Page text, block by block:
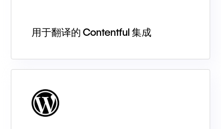
用于翻译的 Contentful 集成